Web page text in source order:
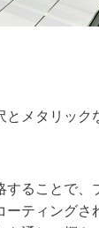
メタリッ
ることで
ティング